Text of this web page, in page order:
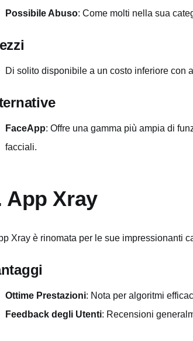
Possibile Abuso: Come molti nella sua
Di solito disponibile a un costo inferiore con
FaceApp: Offre una gamma più ampia di
facciali.
App Xray
Xray è rinomata per le sue impressionanti
Ottime Prestazioni: Nota per algoritmi
Feedback degli Utenti: Recensioni